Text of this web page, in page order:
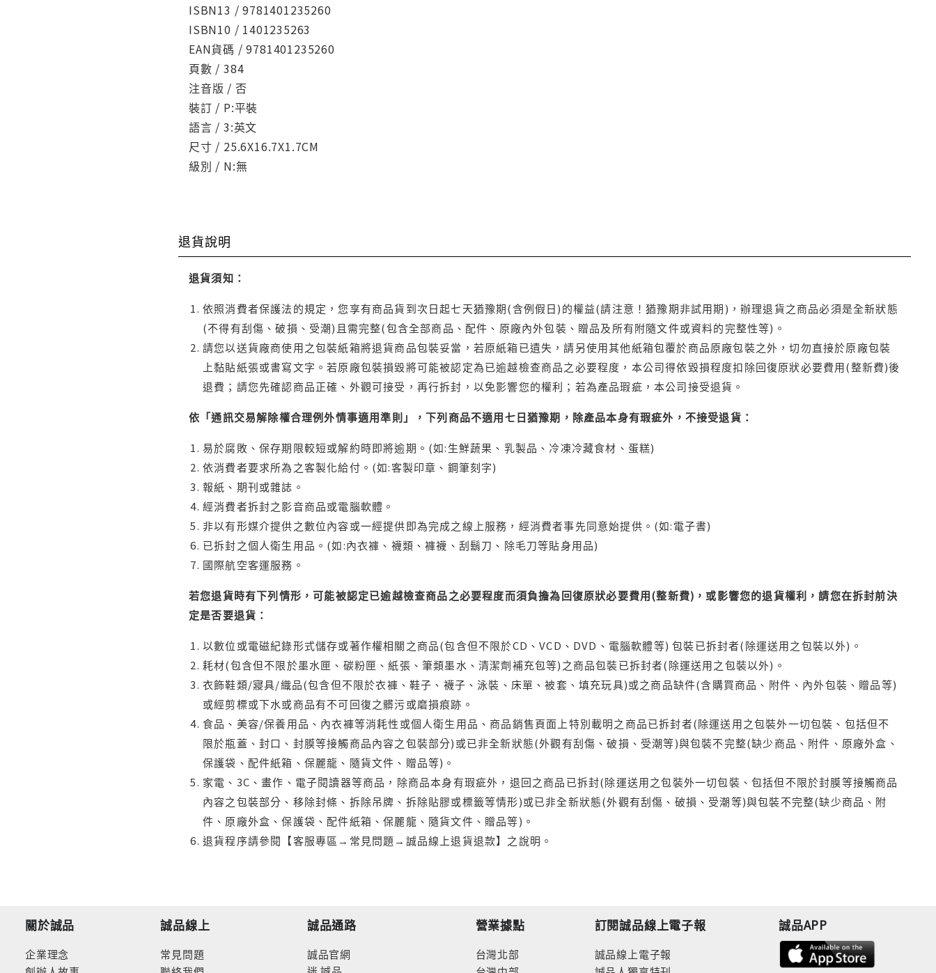
ISBN13 / 9781401235260
ISBN10 / 1401235263
EAN貨碼 / 9781401235260
頁數 / 384
注音版 / 否
裝訂 / P:平裝
語言 / 3:英文
尺寸 / 25.6X16.7X1.7CM
級別 / N:無
退貨說明
退貨須知：
依照消費者保護法的規定，您享有商品貨到次日起七天猶豫期(含例假日)的權益(請注意！猶豫期非試用期)，辦理退貨之商品必須是全新狀態
(不得有刮傷、破損、受潮)且需完整(包含全部商品、配件、原廠內外包裝、贈品及所有附隨文件或資料的完整性等)。
請您以送貨廠商使用之包裝紙箱將退貨商品包裝妥當，若原紙箱已遺失，請另使用其他紙箱包覆於商品原廠包裝之外，切勿直接於原廠包裝
上黏貼紙張或書寫文字。若原廠包裝損毀將可能被認定為已逾越檢查商品之必要程度，本公司得依毀損程度扣除回復原狀必要費用(整新費)後
退費；請您先確認商品正確、外觀可接受，再行拆封，以免影響您的權利；若為產品瑕疵，本公司接受退貨。
依「通訊交易解除權合理例外情事適用準則」，下列商品不適用七日猶豫期，除產品本身有瑕疵外，不接受退貨：
易於腐敗、保存期限較短或解約時即將逾期。(如:生鮮蔬果、乳製品、冷凍冷藏食材、蛋糕)
依消費者要求所為之客製化給付。(如:客製印章、鋼筆刻字)
報紙、期刊或雜誌。
經消費者拆封之影音商品或電腦軟體。
非以有形媒介提供之數位內容或一經提供即為完成之線上服務，經消費者事先同意始提供。(如:電子書)
已拆封之個人衛生用品。(如:內衣褲、襪類、褲襪、刮鬍刀、除毛刀等貼身用品)
國際航空客運服務。
若您退貨時有下列情形，可能被認定已逾越檢查商品之必要程度而須負擔為回復原狀必要費用(整新費)，或影響您的退貨權利，請您在拆封前決
定是否要退貨：
以數位或電磁紀錄形式儲存或著作權相關之商品(包含但不限於CD、VCD、DVD、電腦軟體等) 包裝已拆封者(除運送用之包裝以外)。
耗材(包含但不限於墨水匣、碳粉匣、紙張、筆類墨水、清潔劑補充包等)之商品包裝已拆封者(除運送用之包裝以外)。
衣飾鞋類/寢具/織品(包含但不限於衣褲、鞋子、襪子、泳裝、床單、被套、填充玩具)或之商品缺件(含購買商品、附件、內外包裝、贈品等)
或經剪標或下水或商品有不可回復之髒污或磨損痕跡。
食品、美容/保養用品、內衣褲等消耗性或個人衛生用品、商品銷售頁面上特別載明之商品已拆封者(除運送用之包裝外一切包裝、包括但不
限於瓶蓋、封口、封膜等接觸商品內容之包裝部分)或已非全新狀態(外觀有刮傷、破損、受潮等)與包裝不完整(缺少商品、附件、原廠外盒、
保護袋、配件紙箱、保麗龍、隨貨文件、贈品等)。
家電、3C、畫作、電子閱讀器等商品，除商品本身有瑕疵外，退回之商品已拆封(除運送用之包裝外一切包裝、包括但不限於封膜等接觸商品
內容之包裝部分、移除封條、拆除吊牌、拆除貼膠或標籤等情形)或已非全新狀態(外觀有刮傷、破損、受潮等)與包裝不完整(缺少商品、附
件、原廠外盒、保護袋、配件紙箱、保麗龍、隨貨文件、贈品等)。
退貨程序請參閱【客服專區→常見問題→誠品線上退貨退款】之說明。
關於誠品
企業理念
誠品線上
常見問題
誠品通路
誠品官網
營業據點
台灣北部
訂閱誠品線上電子報
誠品線上電子報
誠品APP